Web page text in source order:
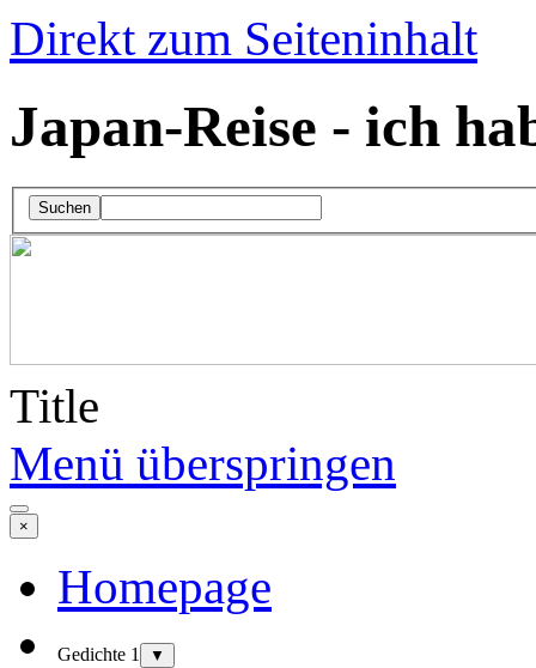
Direkt zum Seiteninhalt
Japan-Reise - ich
Suchen
Title
Menü überspringen
×
Homepage
Gedichte 1 ▼